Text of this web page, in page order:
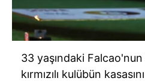
33 yaşındaki
kırmızılı kulübün